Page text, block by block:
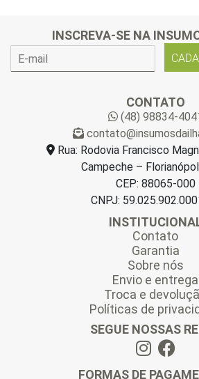
INSCREVA-SE NA
CONTATO
(48) 98834-
Rua: Rodovia Francisco
Campeche –
CEP: 88065-000
CNPJ:
Contato
Garantia
Sobre nós
Envio e entrega
Troca e
Políticas de
SEGUE NOSSAS
FORMAS DE